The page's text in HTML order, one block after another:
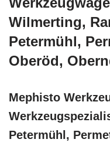
Wilmerting,
Petermühl,
Oberöd,
Mephisto
Petermühl,